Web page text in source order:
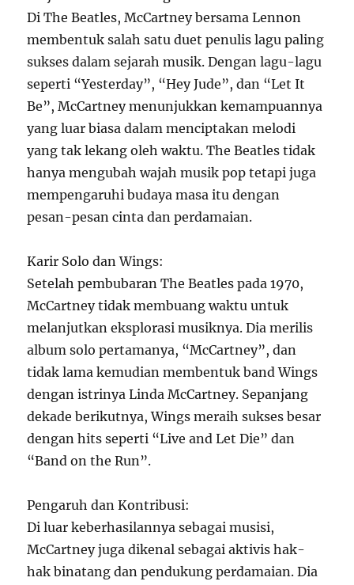
Di The Beatles, McCartney bersama Lennon
membentuk salah satu duet penulis lagu paling
sukses dalam sejarah musik. Dengan lagu-lagu
seperti “Yesterday”, “Hey Jude”, dan “Let It
Be”, McCartney menunjukkan kemampuannya
yang luar biasa dalam menciptakan melodi
yang tak lekang oleh waktu. The Beatles tidak
hanya mengubah wajah musik pop tetapi juga
mempengaruhi budaya masa itu dengan
pesan-pesan cinta dan perdamaian.
Karir Solo dan Wings:
Setelah pembubaran The Beatles pada 1970,
McCartney tidak membuang waktu untuk
melanjutkan eksplorasi musiknya. Dia merilis
album solo pertamanya, “McCartney”, dan
tidak lama kemudian membentuk band Wings
dengan istrinya Linda McCartney. Sepanjang
dekade berikutnya, Wings meraih sukses besar
dengan hits seperti “Live and Let Die” dan
“Band on the Run”.
Pengaruh dan Kontribusi:
Di luar keberhasilannya sebagai musisi,
McCartney juga dikenal sebagai aktivis hak-
hak binatang dan pendukung perdamaian. Dia